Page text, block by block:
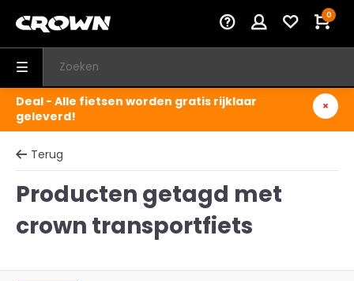
0
Deal - Alle fietsen worden gratis rijklaar
geleverd!
Terug
Producten getagd met
crown transportfiets